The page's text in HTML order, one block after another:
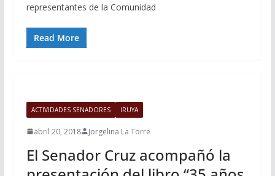
representantes de la Comunidad
Read More
ACTIVIDADES SENADORES IRUYA
abril 20, 2018 Jorgelina La Torre
El Senador Cruz acompañó la